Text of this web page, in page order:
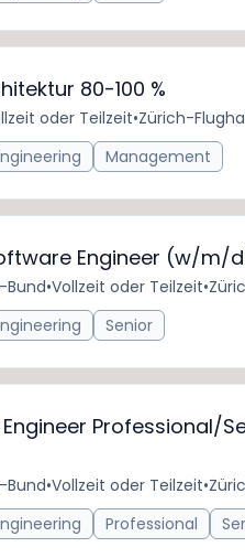
80-100 %
oder Teilzeit•Zürich-
Management
Engineer (w/m/
•Vollzeit oder Teilzeit•
Senior
Professional/
•Vollzeit oder Teilzeit•
Professional